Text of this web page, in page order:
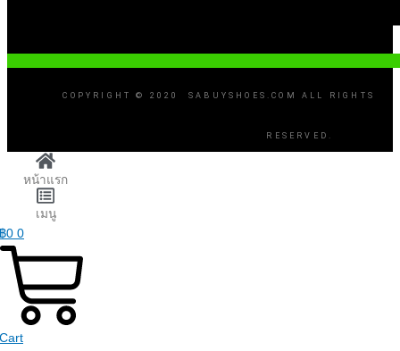
COPYRIGHT © 2020 SABUYSHOES.COM ALL RIGHTS
RESERVED.
หน้าแรก
เมนู
฿0 0
Cart